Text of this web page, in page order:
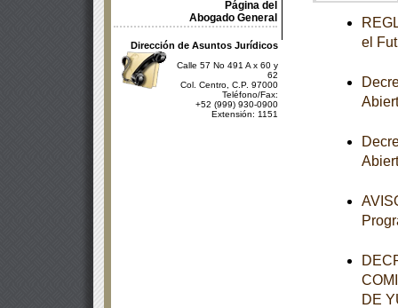
Página del
Abogado General
Dirección de Asuntos Jurídicos
Calle 57 No 491 A x 60 y
62
Col. Centro, C.P. 97000
Teléfono/Fax:
+52 (999) 930-0900
Extensión: 1151
el
DE